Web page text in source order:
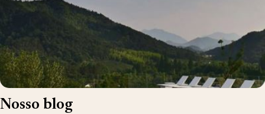
Nosso blog